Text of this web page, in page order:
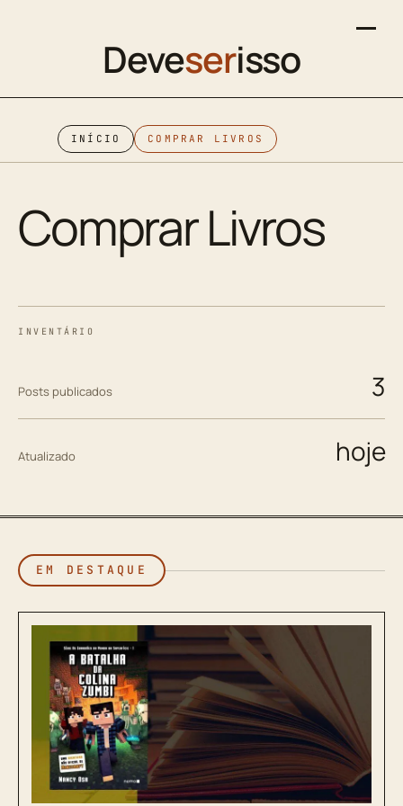
Deveserisso
INÍCIO COMPRAR LIVROS
Comprar Livros
INVENTÁRIO
Posts publicados 3
Atualizado hoje
EM DESTAQUE